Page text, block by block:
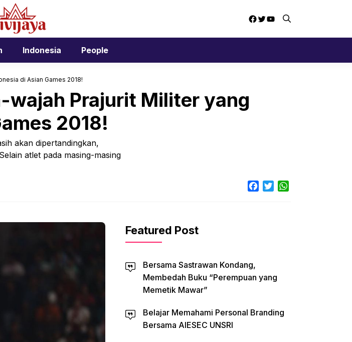
Facebook
Twitter
YouTube
Indonesia People
di Asian Games 2018!
wajah Prajurit Militer yang
2018!
akan dipertandingkan,
atlet pada masing-masing
Facebook
Twitter
Featured Post
Bersama Sastrawan Kondang,
Membedah Buku “Perempuan yang
Memetik Mawar”
Belajar Memahami Personal Branding
Bersama AIESEC UNSRI